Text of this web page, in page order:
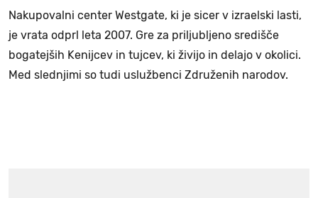
Nakupovalni center Westgate, ki je sicer v izraelski lasti,
je vrata odprl leta 2007. Gre za priljubljeno središče
bogatejših Kenijcev in tujcev, ki živijo in delajo v okolici.
Med slednjimi so tudi uslužbenci Združenih narodov.